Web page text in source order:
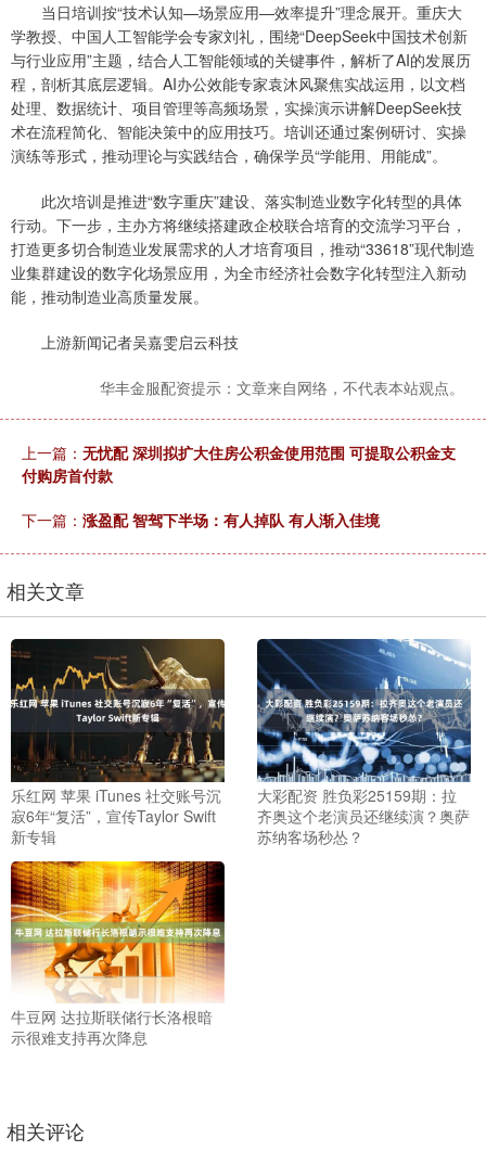
当日培训按“技术认知—场景应用—效率提升”理念展开。重庆大
学教授、中国人工智能学会专家刘礼，围绕“DeepSeek中国技术创新
与行业应用”主题，结合人工智能领域的关键事件，解析了AI的发展历
程，剖析其底层逻辑。AI办公效能专家袁沐风聚焦实战运用，以文档
处理、数据统计、项目管理等高频场景，实操演示讲解DeepSeek技
术在流程简化、智能决策中的应用技巧。培训还通过案例研讨、实操
演练等形式，推动理论与实践结合，确保学员“学能用、用能成”。
此次培训是推进“数字重庆”建设、落实制造业数字化转型的具体
行动。下一步，主办方将继续搭建政企校联合培育的交流学习平台，
打造更多切合制造业发展需求的人才培育项目，推动“33618”现代制造
业集群建设的数字化场景应用，为全市经济社会数字化转型注入新动
能，推动制造业高质量发展。
上游新闻记者吴嘉雯启云科技
华丰金服配资提示：文章来自网络，不代表本站观点。
上一篇： 无忧配 深圳拟扩大住房公积金使用范围 可提取公积金支
付购房首付款
下一篇： 涨盈配 智驾下半场：有人掉队 有人渐入佳境
相关文章
乐红网 苹果 iTunes 社交账号沉
寂6年“复活”，宣传Taylor Swift
新专辑
大彩配资 胜负彩25159期：拉
齐奥这个老演员还继续演？奥萨
苏纳客场秒怂？
牛豆网 达拉斯联储行长洛根暗
示很难支持再次降息
相关评论